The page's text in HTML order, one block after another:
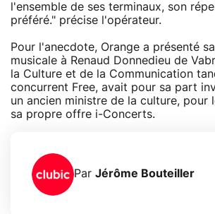
l'ensemble de ses terminaux, son
préféré." précise l'opérateur.
Pour l'anecdote, Orange a présenté
musicale à Renaud Donnedieu de
la Culture et de la Communication
concurrent Free, avait pour sa part
un ancien ministre de la culture, pour
sa propre offre i-Concerts.
Par Jérôme Bouteiller